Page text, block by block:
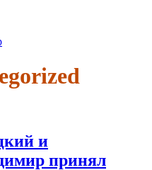
Собор Новокузнецк
и
принял